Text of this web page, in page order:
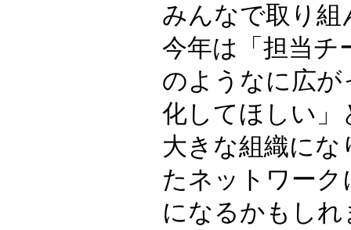
みんなで取り
今年は「担当チ
のようなに広
化してほしい
大きな組織に
たネットワー
になるかもし